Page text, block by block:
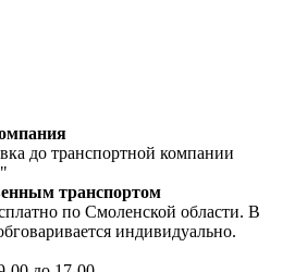
до транспортной компании
транспортом
по Смоленской области. В
индивидуально.